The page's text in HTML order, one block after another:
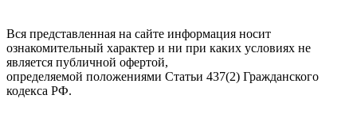
Вся представленная на сайте информация носит
ознакомительный характер и ни при каких условиях не
является публичной офертой,
определяемой положениями Статьи 437(2) Гражданского
кодекса РФ.